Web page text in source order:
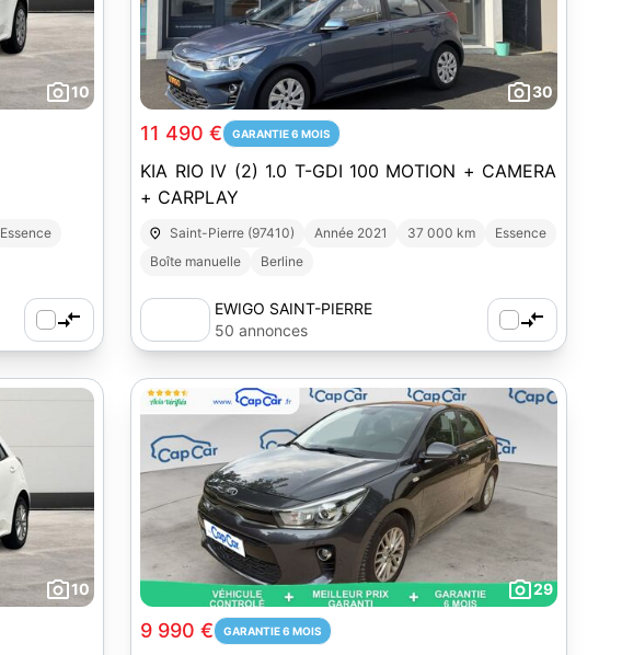
10
Essence
30
11 490 € GARANTIE 6 MOIS
KIA RIO IV (2) 1.0 T-GDI 100 MOTION + CAMERA
+ CARPLAY
Saint-Pierre (97410) Année 2021 37 000 km
Essence
Boîte manuelle
Berline
EWIGO SAINT-PIERRE
50 annonces
10 29
9 990 € GARANTIE 6 MOIS